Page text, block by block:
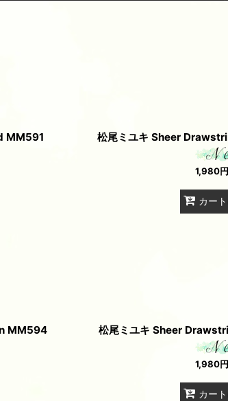
MM591 松尾ミユキ Sheer
1,980円
カー
MM594 松尾ミユキ Sheer
1,980円
カー